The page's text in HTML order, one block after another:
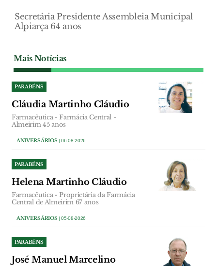
Secretária Presidente Assembleia Municipal
Alpiarça 64 anos
Mais Notícias
PARABÉNS
Cláudia Martinho Cláudio
Farmacêutica - Farmácia Central -
Almeirim 45 anos
ANIVERSÁRIOS| 06-08-2026
PARABÉNS
Helena Martinho Cláudio
Farmacêutica - Proprietária da Farmácia
Central de Almeirim 67 anos
ANIVERSÁRIOS| 05-08-2026
PARABÉNS
José Manuel Marcelino